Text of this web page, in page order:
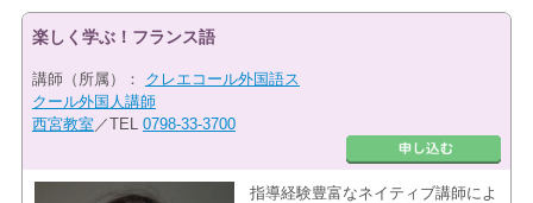
楽しく学ぶ！フランス語
講師（所属）： クレエコール外国語ス
クール外国人講師
西宮教室 ／TEL 0798-33-3700
指導経験豊富なネイティブ講師によ